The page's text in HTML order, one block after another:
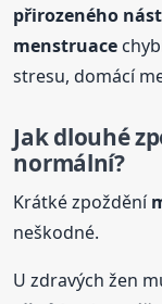
přirozeného
menstruace
stresu, domácí
Jak dlouhé
normální?
Krátké zpoždění
neškodné.
U zdravých žen